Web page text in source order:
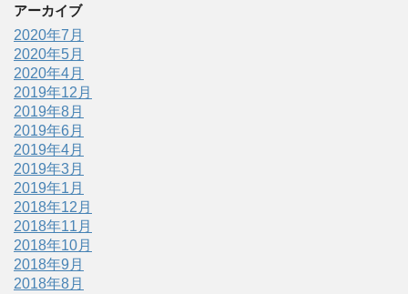
アーカイブ
2020年7月
2020年5月
2020年4月
2019年12月
2019年8月
2019年6月
2019年4月
2019年3月
2019年1月
2018年12月
2018年11月
2018年10月
2018年9月
2018年8月